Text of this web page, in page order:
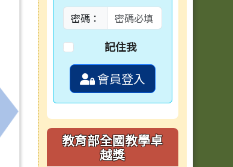
下一筆：因應氣候漸熱及逢畢業季，請各校加
密碼：
記住我
會員登入
教育部全國教學卓
越獎